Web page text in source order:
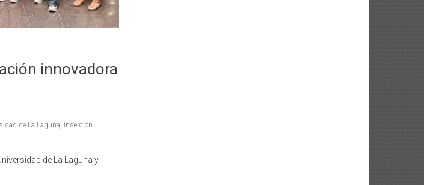
innovadora
de La Laguna, inserción
de La Laguna y